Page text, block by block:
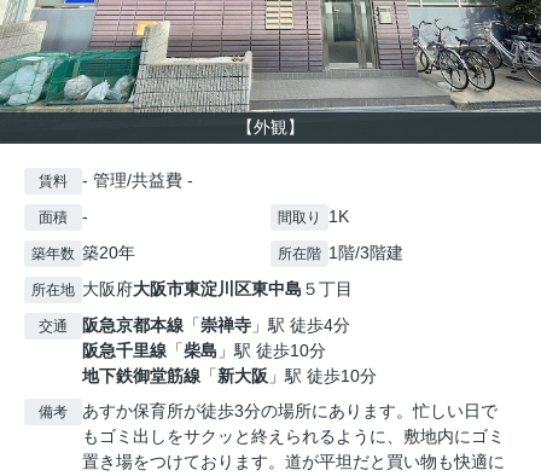
【外観】
賃料 - 管理/共益費 -
面積 - 間取り 1K
築年数 築20年 所在階 1階/3階建
所在地 大阪府大阪市東淀川区東中島 ５丁目
交通 阪急京都本線 「崇禅寺 」駅 徒歩4分
阪急千里線 「柴島 」駅 徒歩10分
地下鉄御堂筋線 「新大阪 」駅 徒歩10分
備考
あすか保育所が徒歩3分の場所にあります。忙しい日で
もゴミ出しをサクッと終えられるように、敷地内にゴミ
置き場をつけております。道が平坦だと買い物も快適に